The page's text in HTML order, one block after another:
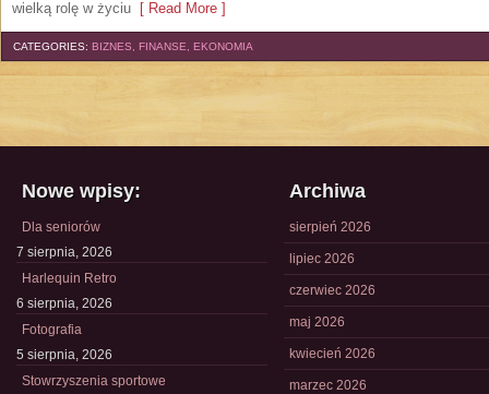
wielką rolę w życiu [ Read More ]
CATEGORIES: BIZNES, FINANSE, EKONOMIA
Nowe wpisy:
Dla seniorów
7 sierpnia, 2026
Harlequin Retro
6 sierpnia, 2026
Fotografia
5 sierpnia, 2026
Stowrzyszenia sportowe
Archiwa
sierpień 2026
lipiec 2026
czerwiec 2026
maj 2026
kwiecień 2026
marzec 2026